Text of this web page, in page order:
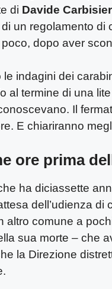
di Davide
di un regolamento di
dopo aver
le indagini dei
al termine di una
Il
E chiariranno
ore prima
ha diciassette
dell’udienza
altro comune a
sua morte – che
la Direzione